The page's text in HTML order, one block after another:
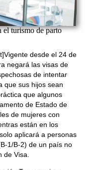
el turismo de parto
desde el 24 de
negará las visas de
de intentar
que sus hijos sean
que algunos
de Estado de
de mujeres con
están en los
aplicará a personas
1/B-2) de un país no
de Visa.